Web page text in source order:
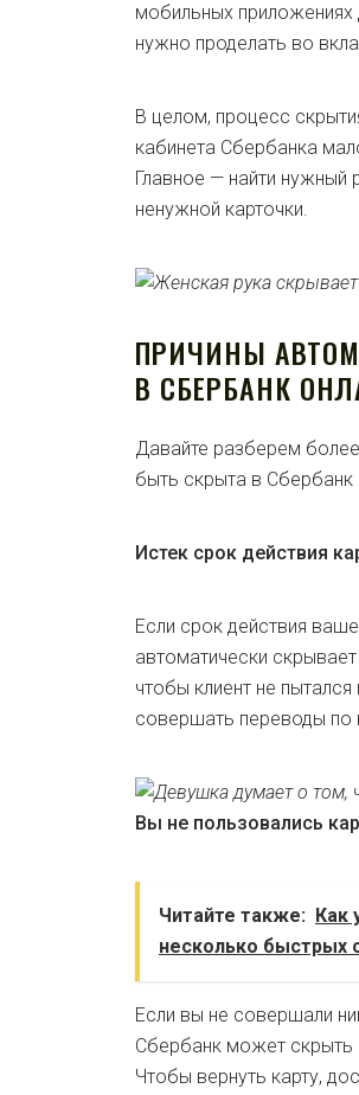
мобильных
нужно проделать во
В целом, процесс
кабинета Сбербанка
Главное — найти нужный
ненужной карточки.
ПРИЧИНЫ
В СБЕРБАНК
Давайте разберем
быть скрыта в Сбербанк
Истек срок действия
Если срок действия
автоматически
чтобы клиент не
совершать переводы по
Вы не пользовались
Читайте также: Как
несколько быстрых
Если вы не совершали
Сбербанк может скрыть
Чтобы вернуть карту,